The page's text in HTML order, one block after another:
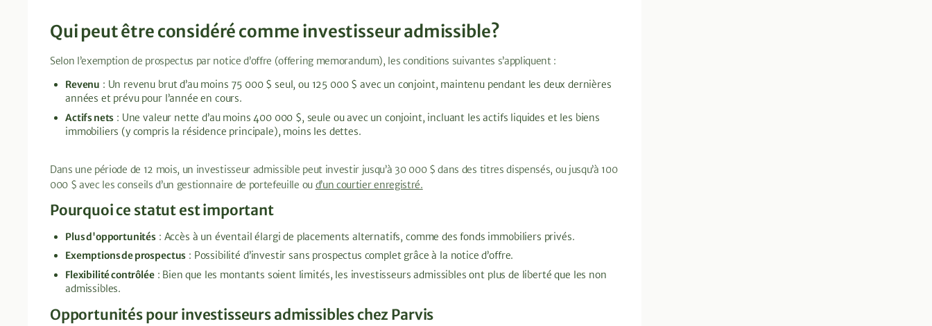
Qui peut être considéré comme investisseur admissible?
Selon l’exemption de prospectus par notice d’offre (offering memorandum), les conditions suivantes s’appliquent :
Revenu : Un revenu brut d’au moins 75 000 $ seul, ou 125 000 $ avec un conjoint, maintenu pendant les deux dernières
années et prévu pour l’année en cours.
Actifs nets : Une valeur nette d’au moins 400 000 $, seule ou avec un conjoint, incluant les actifs liquides et les biens
immobiliers (y compris la résidence principale), moins les dettes.
Dans une période de 12 mois, un investisseur admissible peut investir jusqu’à 30 000 $ dans des titres dispensés, ou jusqu’à 100
000 $ avec les conseils d’un gestionnaire de portefeuille ou d’un courtier enregistré.
Pourquoi ce statut est important
Plus d'opportunités: Accès à un éventail élargi de placements alternatifs, comme des fonds immobiliers privés.
Exemptions de prospectus : Possibilité d’investir sans prospectus complet grâce à la notice d’offre.
Flexibilité contrôlée: Bien que les montants soient limités, les investisseurs admissibles ont plus de liberté que les non
admissibles.
Opportunités pour investisseurs admissibles chez Parvis